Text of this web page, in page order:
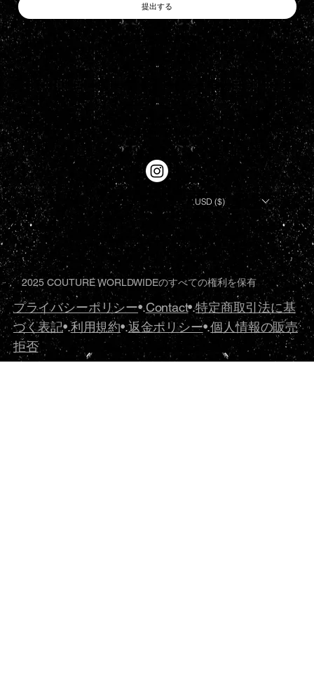
提出する
プライバシーポリシー•.Contact•.特定商取引法に基
づく表記•.利用規約•.返金ポリシー•.個人情報の販売
拒否
2025 COUTURE WORLDWIDEのすべての権利を保有
USD ($)